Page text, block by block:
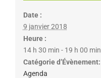
Date :
9 janvier 2018
Heure :
14 h 30 min - 19 h 00 min
Catégorie d’Évènement:
Agenda